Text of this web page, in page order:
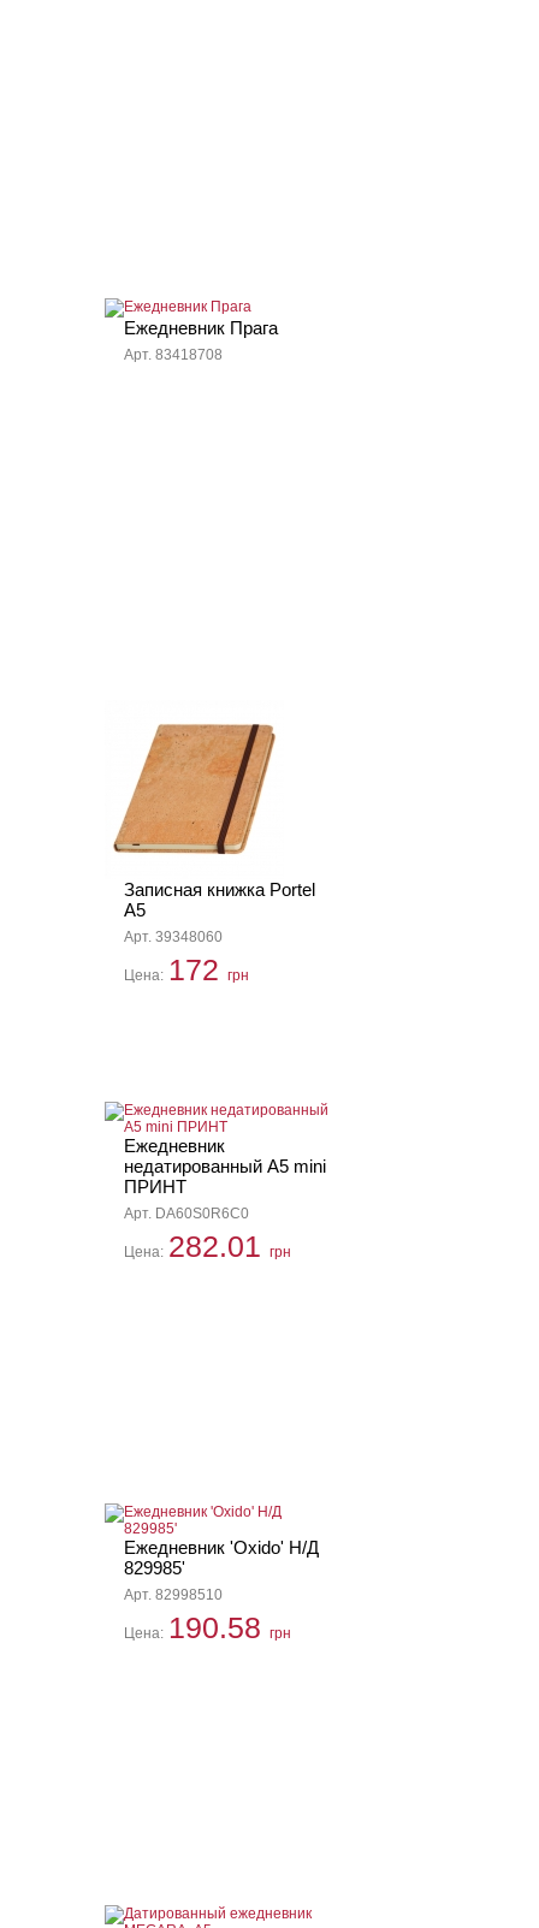
Ежедневник Прага
Арт. 83418708
Записная книжка Portel
А5
Арт. 39348060
Цена: 172 грн
Ежедневник
недатированный А5 mini
ПРИНТ
Арт. DA60S0R6C0
Цена: 282.01 грн
Ежедневник 'Oxido' Н/Д
829985'
Арт. 82998510
Цена: 190.58 грн